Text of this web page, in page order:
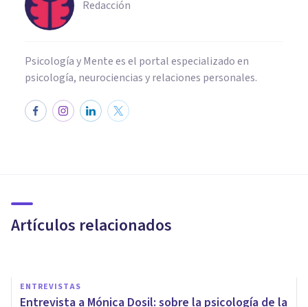
Redacción
Psicología y Mente es el portal especializado en
psicología, neurociencias y relaciones personales.
Artículos relacionados
personalidad»
ENTREVISTAS
Entrevista a Mónica Dosil: sobre la psicología de la